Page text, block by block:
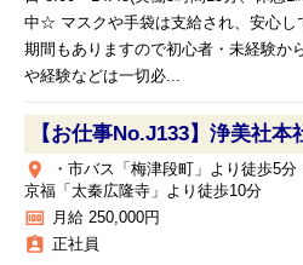
中☆ マスクや手袋は支給され、安心し
期間もありますので初心者・未経験か
や経験などは一切必...
【お仕事No.J133】浄美社
place
・市バス「梅津段町」より徒歩5分
京福「太秦広隆寺」より徒歩10分
money 月給 250,000円
assignment_ind 正社員